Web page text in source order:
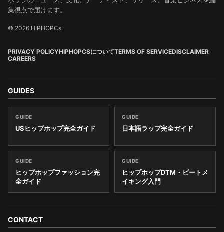
集視点で届けます。
© 2026 HIPHOPCs
PRIVACY POLICYHIPHOPCSについてTERMS OF SERVICEDISCLAIMER
CAREERS
GUIDES
GUIDE
USヒップホップ完全ガイド
GUIDE
日本語ラップ完全ガイド
GUIDE
ヒップホップファッション完
全ガイド
GUIDE
ヒップホップDTM・ビートメ
イキング入門
CONTACT